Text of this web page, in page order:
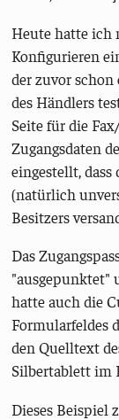
Heute hatte ich
Konfigurieren
der zuvor
des Händlers
Seite für die
Zugangsdaten
eingestellt, dass
(natürlich
Besitzers
Das
"ausgepunktet"
hatte auch die
Formularfeldes
den Quelltext
Silbertablett im
Dieses Beispiel